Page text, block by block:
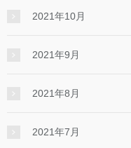
2021年10月
2021年9月
2021年8月
2021年7月